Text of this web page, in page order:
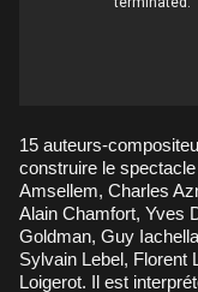
15 auteurs-compositeurs de renom ont réuni leur talent pour
construire le
Amsellem, Charles
Alain Chamfort, Yves
Goldman, Guy
Sylvain Lebel, Florent
Loigerot. Il est